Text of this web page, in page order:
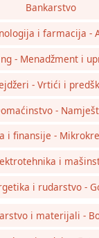
Bankarstvo
i farmacija -
- Menadžment i
- Vrtići i
-
i finansije -
i
i rudarstvo -
i materijali -